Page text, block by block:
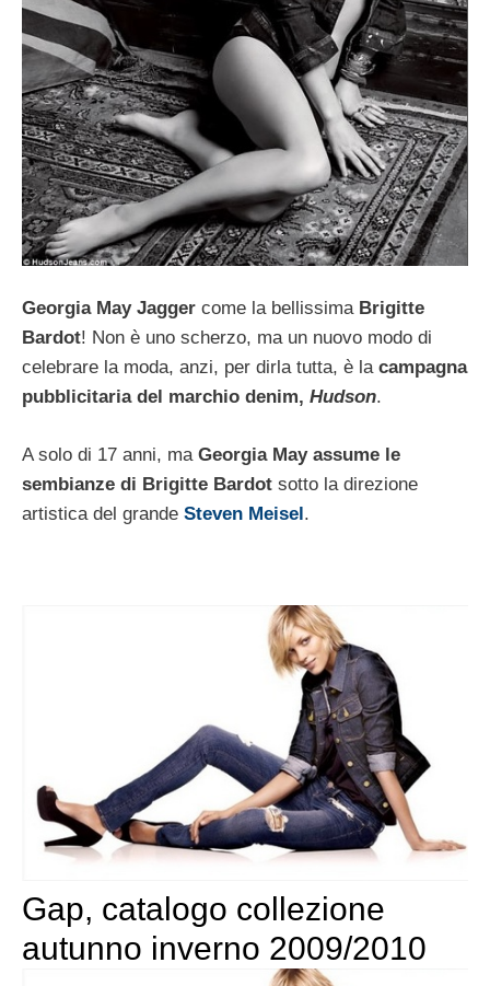
Georgia May Jagger come la bellissima Brigitte
Bardot! Non è uno scherzo, ma un nuovo modo di
celebrare la moda, anzi, per dirla tutta, è la campagna
pubblicitaria del marchio denim, Hudson.
A solo di 17 anni, ma Georgia May assume le
sembianze di Brigitte Bardot sotto la direzione
artistica del grande Steven Meisel.
Gap, catalogo collezione
autunno inverno 2009/2010